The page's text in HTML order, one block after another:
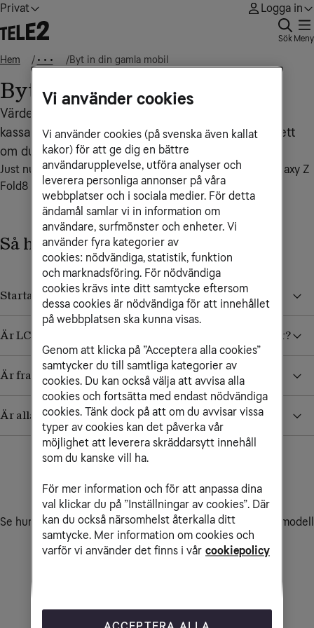
Privat Logga in
Sök Meny
Hem • • • Byt in din gamla mobil
Byt in din gamla mobil
Värdera din gamla mobil. Få värdet i rabatt direkt i
kassan när du köper en ny. Enkelt. Gäller alla, oavsett
om du redan är kund eller inte.
Just nu: extra inbytesrabatt när du köper en Samsung Galaxy Z
Fold8 Ultra, Fold8 eller Flip8
Så här bedömer du mobilens skick
Startar enheten och förblir påslagen utan laddare?
Är LCD-skärmen fungerande och utan fysiska skador?
Är framsidan, ramen och baksidan i gott skick?
Är alla knappar på plats och fungerande?
Värdera
Se hur mycket rabatt du kan få för din gamla mobil. Fyll i modell
och kolla vad din mobil är värd.
Vi använder cookies
Vi använder cookies (på svenska även kallat
kakor) för att ge dig en bättre
användarupplevelse, utföra analyser och
leverera personliga annonser på våra
webbplatser och i sociala medier. För detta
ändamål samlar vi in information om
användare, surfmönster och enheter. Vi
använder fyra kategorier av
cookies: nödvändiga, statistik, funktion
och marknadsföring. För nödvändiga
cookies krävs inte ditt samtycke eftersom
dessa cookies är nödvändiga för att innehållet
på webbplatsen ska kunna visas.
Genom att klicka på ”Acceptera alla cookies”
samtycker du till samtliga kategorier av
cookies. Du kan också välja att avvisa alla
cookies och fortsätta med endast nödvändiga
cookies. Tänk dock på att om du avvisar vissa
typer av cookies kan det påverka vår
möjlighet att leverera skräddarsytt innehåll
som du kanske vill ha.
För mer information och för att anpassa dina
val klickar du på ”Inställningar av cookies”. Där
kan du också närsomhelst återkalla ditt
samtycke. Mer information om cookies och
varför vi använder det finns i vår cookiepolicy